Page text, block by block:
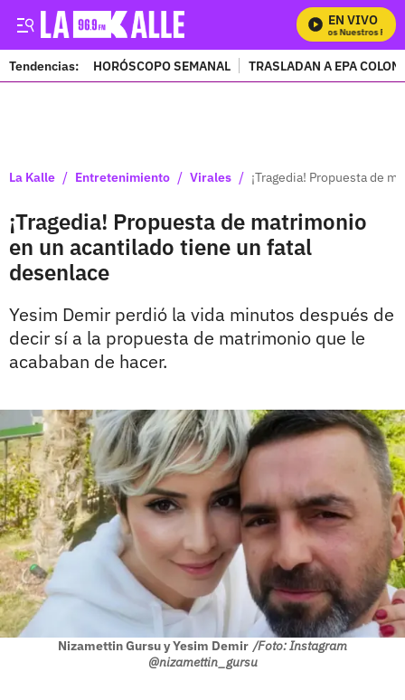
EN VIVO
Mira Todos Nuestros
Tendencias: HORÓSCOPO SEMANAL TRASLADAN A EPA
La Kalle / Entretenimiento / Virales / ¡Tragedia! Propuesta de
¡Tragedia! Propuesta de matrimonio
en un acantilado tiene un fatal
desenlace
Yesim Demir perdió la vida minutos después de
decir sí a la propuesta de matrimonio que le
acababan de hacer.
Nizamettin Gursu y Yesim Demir /Foto: Instagram
@nizamettin_gursu